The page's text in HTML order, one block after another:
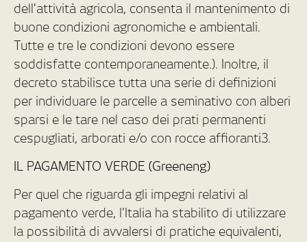
dell’attività agricola, consenta il mantenimento di
buone condizioni agronomiche e ambientali.
Tutte e tre le condizioni devono essere
soddisfatte contemporaneamente.). Inoltre, il
decreto stabilisce tutta una serie di definizioni
per individuare le parcelle a seminativo con alberi
sparsi e le tare nel caso dei prati permanenti
cespugliati, arborati e/o con rocce affioranti3.
IL PAGAMENTO VERDE (Greeneng)
Per quel che riguarda gli impegni relativi al
pagamento verde, l’Italia ha stabilito di utilizzare
la possibilità di avvalersi di pratiche equivalenti,